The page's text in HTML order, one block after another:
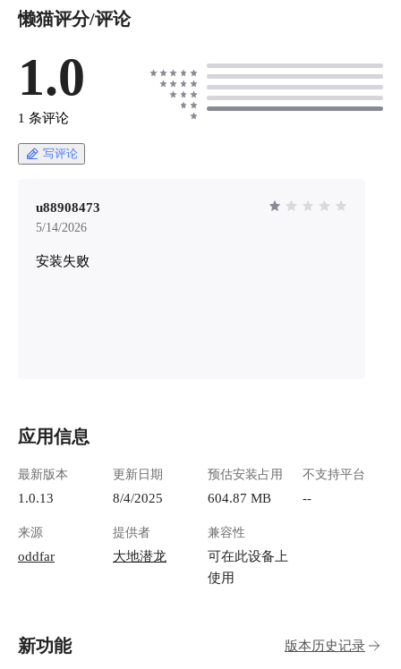
和密码登录（在应用的介绍中有） >说明：如果
playground-1301583638.cos.ap-
chengdu.myqcloud.com/guidelines/633/8059a7c4-
cf44-45b3-b92c-ffa80543519d.png "wechat_2025-
入"i茅台-用户管理"，点击添加账号，输入在i茅
台app上已经注册的手机号，配合短信验证码，完
02_192540_125.png](https://lzc-playground-
1301583638.cos.ap-
3cd8-474b-9dbe-5f1ba1de94ae.png "wechat_2025-
到"i茅台-用户管理"，点击用户信息后边的修改
按钮 ![wechat_2025-08-02_191911_052.png]
(https://lzc-playground-1301583638.cos.ap-
37b8-42ef-a021-c842eab9329e.png "wechat_2025-
08-02_191911_052.png") 字段说明 **预约code** -
就是要预约的产品，下拉选择即可 **分钟** -
5（9点加上这里的值，5就代表9:05分执行预约动
货量最大的店和预约附近的门店 **门店商品ID**
- 上边查询到的门店地址（如果这个值留空，就
懒猫评分/评论
1.0
1 条评论
写评论
u88908473
5/14/2026
安装失败
应用信息
最新版本
1.0.13
更新日期
8/4/2025
预估安装占用
604.87 MB
不支持平台
--
来源
oddfar
提供者
大地潜龙
兼容性
可在此设备上
使用
新功能 版本历史记录